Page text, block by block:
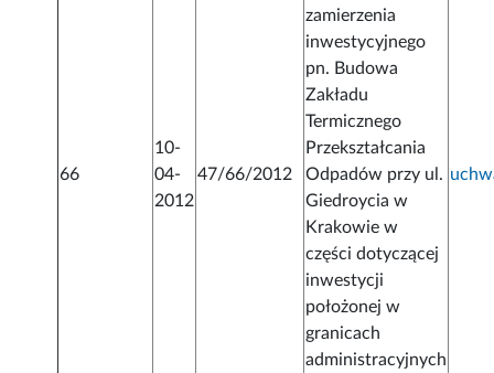
66
10-
04-
2012
47/66/2012
zamierzenia
inwestycyjnego
pn. Budowa
Zakładu
Termicznego
Przekształcania
Odpadów przy ul.
Giedroycia w
Krakowie w
części dotyczącej
inwestycji
położonej w
granicach
administracyjnych